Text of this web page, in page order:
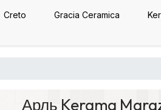
Creto Gracia Ceramica
Арль Kerama